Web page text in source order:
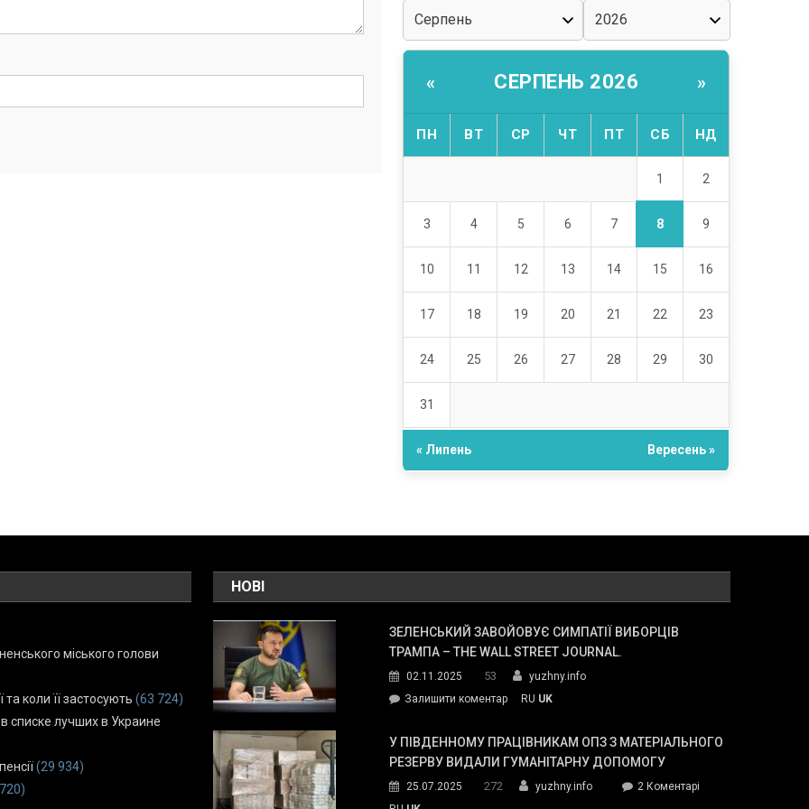
« СЕРПЕНЬ 2026 »
ПН ВТ СР ЧТ ПТ СБ НД
1 2
3 4 5 6 7 8 9
10 11 12 13 14 15 16
17 18 19 20 21 22 23
24 25 26 27 28 29 30
31
« Липень Вересень »
міського голови
коли її застосують (63 724)
списке лучших в Украине
(29 934)
НОВІ
ЗЕЛЕНСЬКИЙ ЗАВОЙОВУЄ СИМПАТІЇ ВИБОРЦІВ
ТРАМПА – THE WALL STREET JOURNAL.
02.11.2025 53
yuzhny.info
Залишити коментарon
завойовує
симпатії
Трампа
RU UK
У ПІВДЕННОМУ ПРАЦІВНИКАМ ОПЗ З МАТЕРІАЛЬНОГО
РЕЗЕРВУ ВИДАЛИ ГУМАНІТАРНУ ДОПОМОГУ
25.07.2025 272 yuzhny.info 2 Коментарідо